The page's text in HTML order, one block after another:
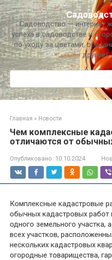
Перейти
к
контентуСадоводство — интернет
успеха в садоводстве и
по уходу за цветами,
другое!
Поиск:
Главная » Новости
Чем комплексные
отличаются от
Опубликовано: 10.10.2024
Комплексные кадастровые
обычных кадастровых работ
одного земельного участка,
всех участков,
нескольких кадастровых
огородные товарищества,